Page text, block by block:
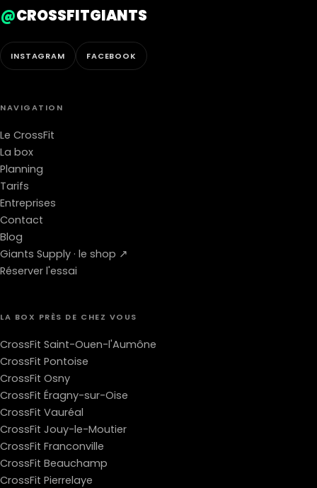
@CROSSFITGIANTS
INSTAGRAM FACEBOOK
NAVIGATION
Le CrossFit
La box
Planning
Tarifs
Entreprises
Contact
Blog
Giants Supply · le shop ↗
Réserver l'essai
LA BOX PRÈS DE CHEZ VOUS
CrossFit Saint-Ouen-l'Aumône
CrossFit Pontoise
CrossFit Osny
CrossFit Éragny-sur-Oise
CrossFit Vauréal
CrossFit Jouy-le-Moutier
CrossFit Franconville
CrossFit Beauchamp
CrossFit Pierrelaye